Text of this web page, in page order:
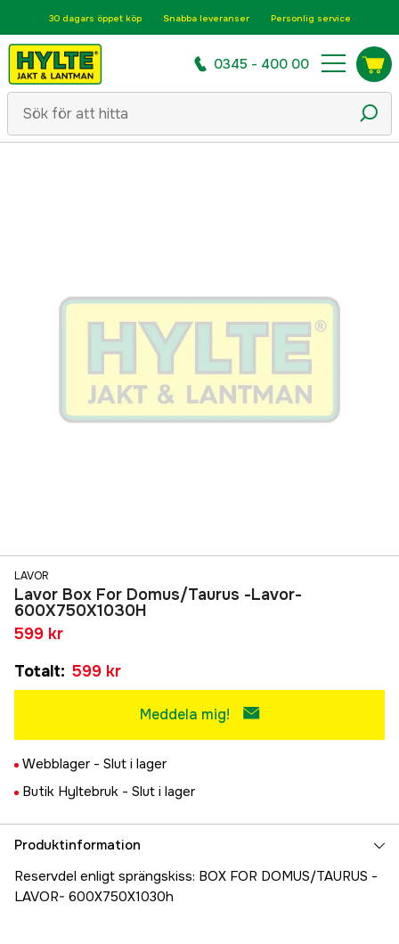
30 dagars öppet köp Snabba leveranser Personlig service
0345 - 400 00
LAVOR
Lavor Box For Domus/Taurus -Lavor-
600X750X1030H
599 kr
Totalt: 599 kr
Meddela mig!
Webblager - Slut i lager
Butik Hyltebruk - Slut i lager
Produktinformation
Reservdel enligt sprängskiss: BOX FOR DOMUS/TAURUS -
LAVOR- 600X750X1030h